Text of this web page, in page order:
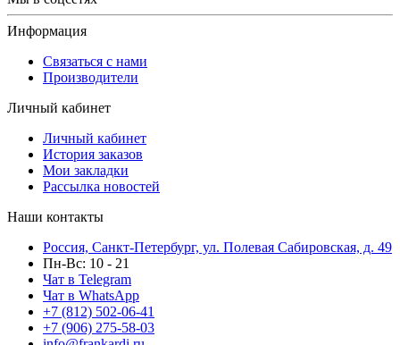
Информация
Связаться с нами
Производители
Личный кабинет
Личный кабинет
История заказов
Мои закладки
Рассылка новостей
Наши контакты
Россия, Санкт-Петербург, ул. Полевая Сабировская, д. 49
Пн-Вс: 10 - 21
Чат в Telegram
Чат в WhatsApp
+7 (812) 502-06-41
+7 (906) 275-58-03